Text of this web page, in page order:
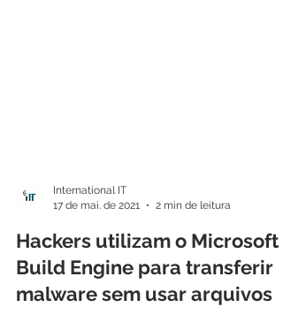
17 de mai. de 2021
2 min de leitura
Hackers utilizam o Microsoft
Build Engine para transferir